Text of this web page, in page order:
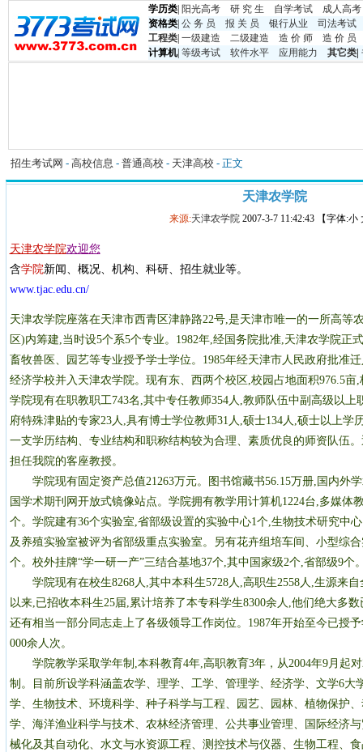
学历类 阳光高考 研 究 生 自学考试
成人高考
资格类 公 务 员 报 关 员 银行从业
司法考试
工程类 一级建造 二级建造 造 价 师
造 价 员
计算机| 等级考试 软件水平 应用能力 其它类
招生考试网 - 高校信息 - 普通高校 - 天津高校 - 正文
天津农学院
来源:天津农学院 2007-3-7 11:42:43 【字体:小
天津农学院欢迎您
含学院新闻、概况、机构、科研、招生就业等。
www.tjac.edu.cn/
天津农学院座落在天津市西青区津静路22号,是天津市唯一的一所高等
区)内筹建,当时设5个系5个专业。1982年,经国务院批准,天津农学院正
畜牧兽医、园艺等专业授予学士学位。1985年经天津市人民政府批准
经济学校并入天津农学院。现有东、西两个校区,校园占地面积976.5亩,
学院现有在职教职工743名,其中专任教师354人,教师队伍中副高级以上
府特殊津贴的专家23人,具有博士学位教师31人,硕士134人,硕士以上学
一支学历结构、专业结构和职称结构较为合理、素质优良的师资队伍
担任我院的客座教授。
学院现有固定资产总值21263万元。图书馆藏书56.15万册,国内外学
国学术期刊网开放式镜像站点。学院拥有教学用计算机1224台,多媒体
个。学院建有36个实验室,省部级设置的实验中心1个,生物技术研究中
及养殖实验室被评为省部级重点实验室。另有花卉组培车间、小型综
个。校外挂牌“学一研一产”三结合基地37个,其中国家级2个,省部级9个
学院现有在校生8268人,其中本科生5728人,高职生2558人,生源来自
以来,已招收本科生25届,累计培养了本专科学生8300余人,他们绝大多
还有相当一部分同志走上了各级领导工作岗位。1987年开始至今已授
000余人次。
学院教学采取学年制,本科教育4年,高职教育3年，从2004年9月起对
制。目前所设学科涵盖农学、理学、工学、管理学、经济学、文学6大
学、生物技术、环境科学、种子科学与工程、园艺、园林、植物保护
学、海洋渔业科学与技术、农林经济管理、公共事业管理、国际经济
械化及其自动化、水文与水资源工程、测控技术与仪器、生物工程、